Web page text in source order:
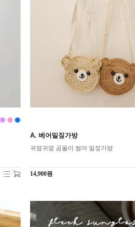
A. 베어밀짚가방
귀염귀염 곰돌이 썸머 밀짚가방
14,900원